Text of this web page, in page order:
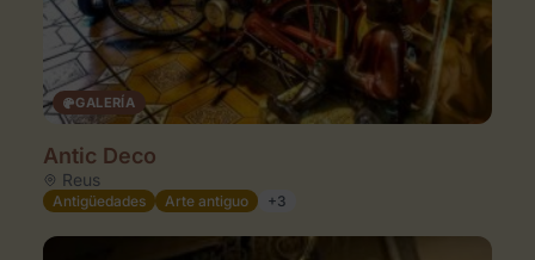
GALERÍA
Antic Deco
Reus
Antigüedades Arte antiguo +3